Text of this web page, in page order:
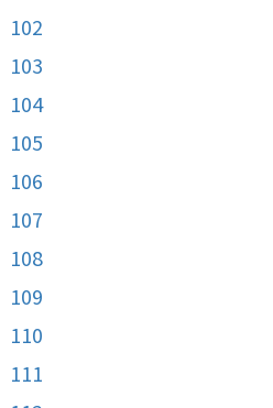
102
103
104
105
106
107
108
109
110
111